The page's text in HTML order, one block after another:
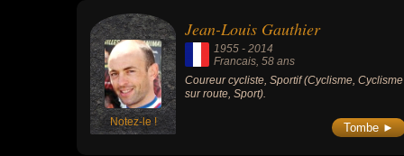
Notez-le !
Jean-Louis Gauthier
1955 - 2014
Francais, 58 ans
Coureur cycliste, Sportif (Cyclisme, Cyclisme
sur route, Sport).
Tombe ►